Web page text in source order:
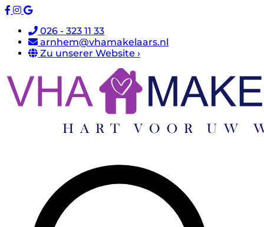
026 - 323 11 33
arnhem@vhamakelaars.nl
Zu unserer Website ›